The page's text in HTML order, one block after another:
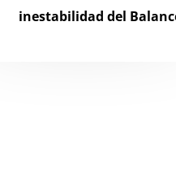
inestabilidad del